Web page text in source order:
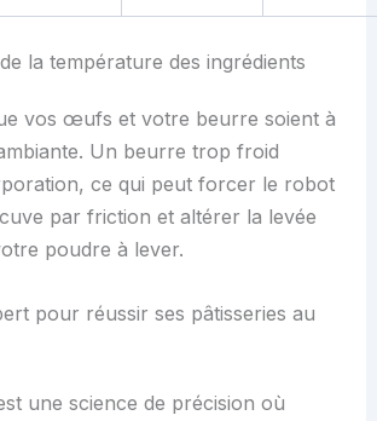
la température des ingrédients
vos œufs et votre beurre soient à
Un beurre trop froid
ce qui peut forcer le robot
par friction et altérer la levée
poudre à lever.
pour réussir ses pâtisseries au
une science de précision où